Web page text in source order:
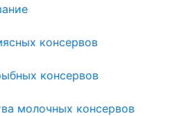
консервов
консервов
молочных консервов